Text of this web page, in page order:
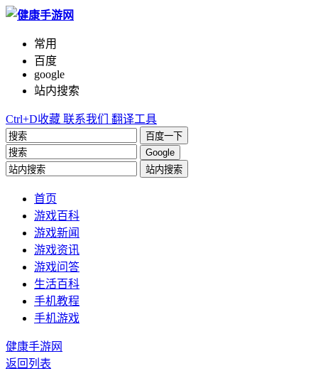
常用
百度
google
站内搜索
Ctrl+D收藏 联系我们 翻译工具
百度一下
Google
站内搜索
首页
游戏百科
游戏新闻
游戏资讯
游戏问答
生活百科
手机教程
手机游戏
健康手游网
返回列表